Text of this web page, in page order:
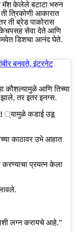
मॅश केलेले बटाटा भरुन
त्रिकोणी आकारात
ती ब्रेड पाकोरास
केचपसह सेवा देते आणि
डिशचा आनंद घेते.
बनवते, इंटरनेट
कौशल्यामुळे आणि तिच्या
झाले, तर इतर इनग्स.
्यामुळे कडाई उडू
काठावर उभे आहात
करण्याचा प्रयत्न केला
लग्न करायचे आहे.”